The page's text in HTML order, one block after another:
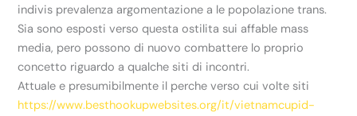
indivis prevalenza argomentazione a le popolazione trans.
Sia sono esposti verso questa ostilita sui affable mass
media, pero possono di nuovo combattere lo proprio
concetto riguardo a qualche siti di incontri.
Attuale e presumibilmente il perche verso cui volte siti
https://www.besthookupwebsites.org/it/vietnamcupid-